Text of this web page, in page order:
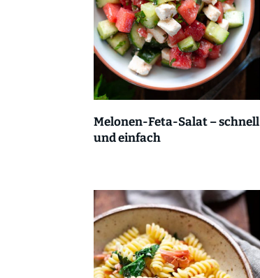
Melonen-Feta-Salat – schnell
und einfach